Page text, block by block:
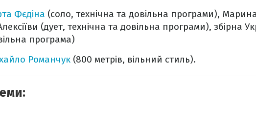
Фєдіна (соло, технічна та довільна програми),
(дует, технічна та довільна програми), збірна
програма)
Романчук (800 метрів, вільний стиль).